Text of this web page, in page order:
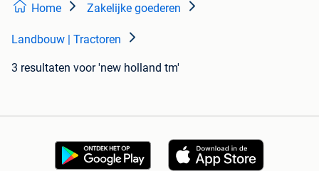
Home Zakelijke goederen
Landbouw | Tractoren
3 resultaten voor 'new holland tm'